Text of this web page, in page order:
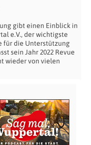
gibt einen Einblick in
e.V., der wichtigste
für die Unterstützung
sein Jahr 2022 Revue
wieder von vielen